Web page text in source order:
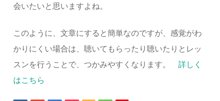
会いたいと思いますよね。
このように、文章にすると簡単なのですが、感覚がわ
かりにくい場合は、聴いてもらったり聴いたりとレッ
スンを行うことで、つかみやすくなります。詳しく
はこちら